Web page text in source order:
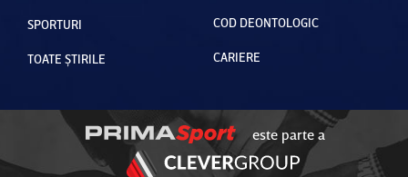
SPORTURI
TOATE ȘTIRILE
COD DEONTOLOGIC
CARIERE
este parte a